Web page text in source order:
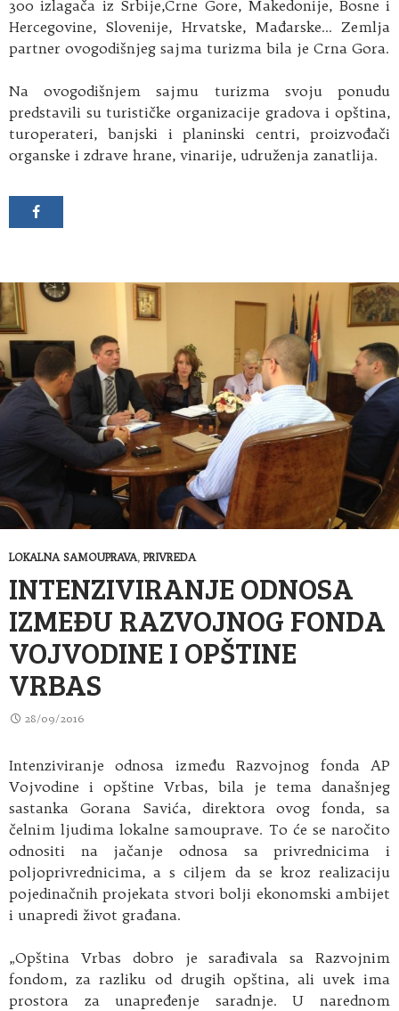
300 izlagača iz Srbije,Crne Gore, Makedonije, Bosne i
Hercegovine, Slovenije, Hrvatske, Mađarske… Zemlja
partner ovogodišnjeg sajma turizma bila je Crna Gora.
Na ovogodišnjem sajmu turizma svoju ponudu
predstavili su turističke organizacije gradova i opština,
turoperateri, banjski i planinski centri, proizvođači
organske i zdrave hrane, vinarije, udruženja zanatlija.
LOKALNA SAMOUPRAVA, PRIVREDA
INTENZIVIRANJE ODNOSA
IZMEĐU RAZVOJNOG FONDA
VOJVODINE I OPŠTINE
VRBAS
28/09/2016
Intenziviranje odnosa između Razvojnog fonda AP
Vojvodine i opštine Vrbas, bila je tema današnjeg
sastanka Gorana Savića, direktora ovog fonda, sa
čelnim ljudima lokalne samouprave. To će se naročito
odnositi na jačanje odnosa sa privrednicima i
poljoprivrednicima, a s ciljem da se kroz realizaciju
pojedinačnih projekata stvori bolji ekonomski ambijet
i unapredi život građana.
„Opština Vrbas dobro je sarađivala sa Razvojnim
fondom, za razliku od drugih opština, ali uvek ima
prostora za unapređenje saradnje. U narednom